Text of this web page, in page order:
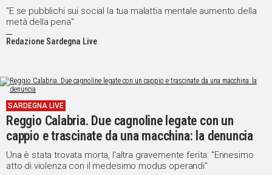
"E se pubblichi sui social la tua malattia mentale aumento della
metà della pena"
Redazione Sardegna Live
SARDEGNA LIVE
Reggio Calabria. Due cagnoline legate con un
cappio e trascinate da una macchina: la denuncia
Una è stata trovata morta, l'altra gravemente ferita: "Ennesimo
atto di violenza con il medesimo modus operandi"